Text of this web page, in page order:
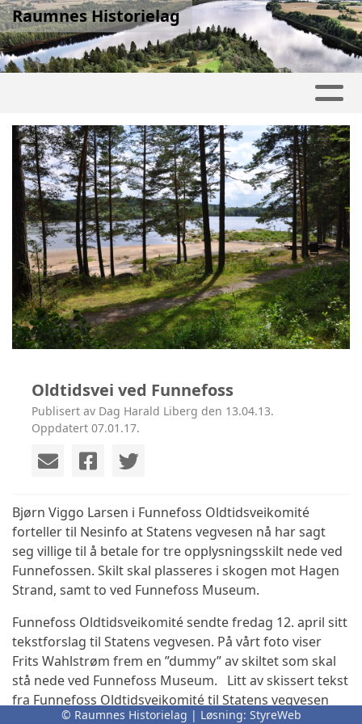
Raumnes Historielag
Oldtidsvei ved Funnefoss
Publisert av Dag Harald Liberg den 13.04.13.
Oppdatert 07.01.17.
Bjørn Viggo Larsen i Funnefoss Oldtidsveikomité
forteller til Nesinfo at Statens vegvesen nå har sagt
seg villige til å betale for tre opplysningsskilt nede ved
Funnefossen. Skilt skal plasseres i skogen mot Hagen
Strand, samt to ved Funnefoss Museum.
Funnefoss Oldtidsveikomité sendte fredag 12. april sitt
tekstforslag til Statens vegvesen. På vårt foto viser
Frits Wahlstrøm frem en ”dummy” av skiltet som skal
stå nede ved Funnefoss Museum. Litt av skissert tekst
fra Funnefoss Oldtidsveikomité til Statens vegvesen
ser du nedenfor: En gruppe mennesker arbeider nå
© Raumnes Historielag | Løsning: StyreWeb